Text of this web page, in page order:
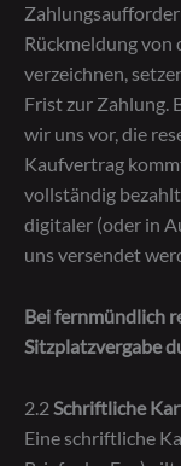
Rückmeldung von
verzeichnen,
Frist zur Zahlung.
wir uns vor, die
Kaufvertrag
vollständig
digitaler (oder in
uns versendet
Bei fernmündlich
Sitzplatzvergabe
2.2 Schriftliche
Eine schriftliche